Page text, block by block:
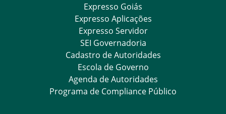
Expresso Goiás
Expresso Aplicações
Expresso Servidor
SEI Governadoria
Cadastro de Autoridades
Escola de Governo
Agenda de Autoridades
Programa de Compliance Público